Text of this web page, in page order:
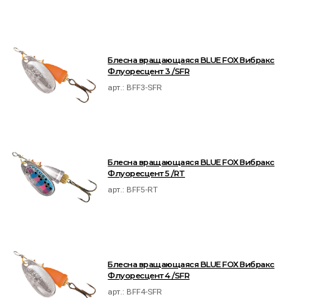
Блесна вращающаяся BLUE FOX Вибракс
Флуоресцент 3 /SFR
арт.: BFF3-SFR
Блесна вращающаяся BLUE FOX Вибракс
Флуоресцент 5 /RT
арт.: BFF5-RT
Блесна вращающаяся BLUE FOX Вибракс
Флуоресцент 4 /SFR
арт.: BFF4-SFR